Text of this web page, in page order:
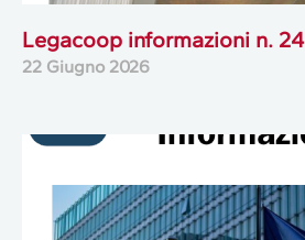
Legacoop informazioni n. 24
22 Giugno 2026